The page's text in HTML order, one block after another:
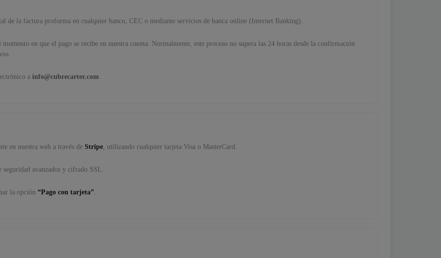
de la factura proforma en cualquier banco, CEC o mediante servicios de banca online (Internet Banking).
en que el pago se recibe en nuestra cuenta. Normalmente, este proceso no supera las 24 horas desde la confirmación
a info@cubrecarter.com.
en nuestra web a través de Stripe, utilizando cualquier tarjeta Visa o MasterCard.
seguridad avanzados y cifrado SSL.
la opción “Pago con tarjeta”.